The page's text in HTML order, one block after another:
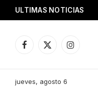
ULTIMAS NOTICIAS
Facebook
X
Instagram
jueves, agosto 6